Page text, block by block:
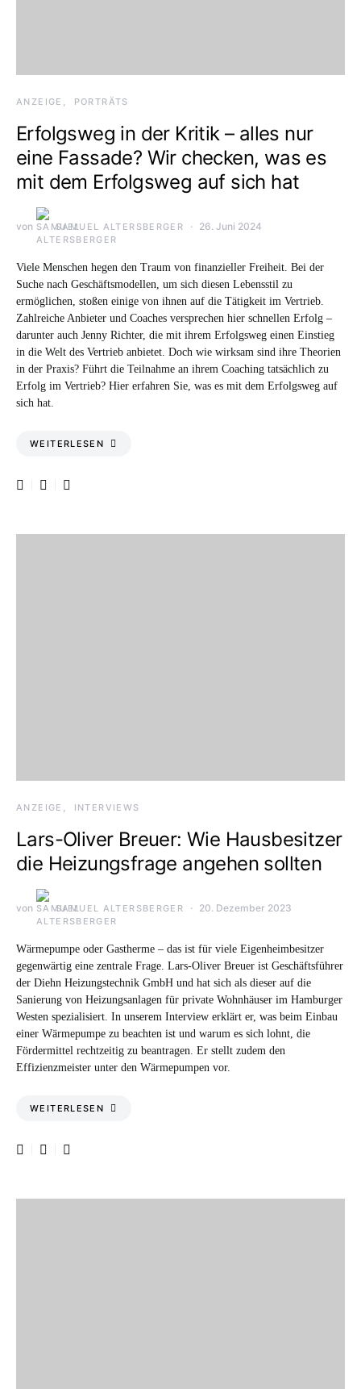
ANZEIGE PORTRÄTS
Erfolgsweg in der Kritik – alles nur
eine Fassade? Wir checken, was es
mit dem Erfolgsweg auf sich hat
von SAMUEL ALTERSBERGER 26. Juni 2024
Viele Menschen hegen den Traum von finanzieller Freiheit. Bei der
Suche nach Geschäftsmodellen, um sich diesen Lebensstil zu
ermöglichen, stoßen einige von ihnen auf die Tätigkeit im Vertrieb.
Zahlreiche Anbieter und Coaches versprechen hier schnellen Erfolg –
darunter auch Jenny Richter, die mit ihrem Erfolgsweg einen Einstieg
in die Welt des Vertrieb anbietet. Doch wie wirksam sind ihre Theorien
in der Praxis? Führt die Teilnahme an ihrem Coaching tatsächlich zu
Erfolg im Vertrieb? Hier erfahren Sie, was es mit dem Erfolgsweg auf
sich hat.
WEITERLESEN
ANZEIGE INTERVIEWS
Lars-Oliver Breuer: Wie Hausbesitzer
die Heizungsfrage angehen sollten
von SAMUEL ALTERSBERGER 20. Dezember 2023
Wärmepumpe oder Gastherme – das ist für viele Eigenheimbesitzer
gegenwärtig eine zentrale Frage. Lars-Oliver Breuer ist Geschäftsführer
der Diehn Heizungstechnik GmbH und hat sich als dieser auf die
Sanierung von Heizungsanlagen für private Wohnhäuser im Hamburger
Westen spezialisiert. In unserem Interview erklärt er, was beim Einbau
einer Wärmepumpe zu beachten ist und warum es sich lohnt, die
Fördermittel rechtzeitig zu beantragen. Er stellt zudem den
Effizienzmeister unter den Wärmepumpen vor.
WEITERLESEN